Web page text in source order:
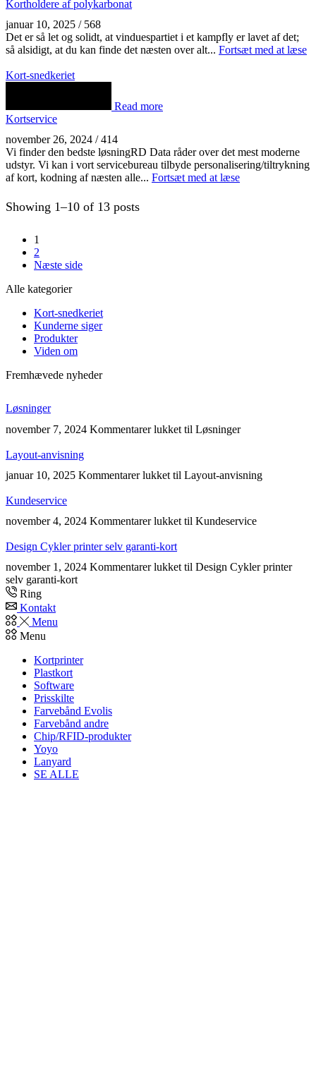
Kortholdere af polykarbonat
januar 10, 2025 / 568
Det er så let og solidt, at vinduespartiet i et kampfly er lavet af det;
så alsidigt, at du kan finde det næsten over alt... Fortsæt med at læse
Kort-snedkeriet
Read more
Kortservice
november 26, 2024 / 414
Vi finder den bedste løsningRD Data råder over det mest moderne
udstyr. Vi kan i vort servicebureau tilbyde personalisering/tiltrykning
af kort, kodning af næsten alle... Fortsæt med at læse
Showing 1–10 of 13 posts
1
2
Næste side
Alle kategorier
Kort-snedkeriet
Kunderne siger
Produkter
Viden om
Fremhævede nyheder
Løsninger
november 7, 2024 Kommentarer lukket til Løsninger
Layout-anvisning
januar 10, 2025 Kommentarer lukket til Layout-anvisning
Kundeservice
november 4, 2024 Kommentarer lukket til Kundeservice
Design Cykler printer selv garanti-kort
november 1, 2024 Kommentarer lukket til Design Cykler printer
selv garanti-kort
Ring
Kontakt
Menu
Menu
Kortprinter
Plastkort
Software
Prisskilte
Farvebånd Evolis
Farvebånd andre
Chip/RFID-produkter
Yoyo
Lanyard
SE ALLE